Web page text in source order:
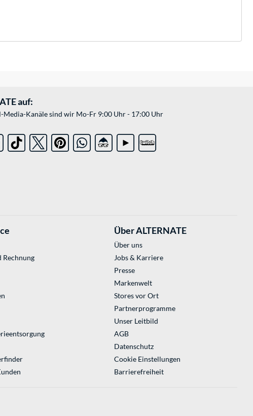
auf:
Media-Kanäle sind wir Mo-Fr 9:00 Uhr - 17:00 Uhr
Rechnung
Über ALTERNATE
Über uns
Jobs & Karriere
Presse
Markenwelt
Stores vor Ort
Partnerprogramme
Unser Leitbild
AGB
Datenschutz
Cookie Einstellungen
Barrierefreiheit